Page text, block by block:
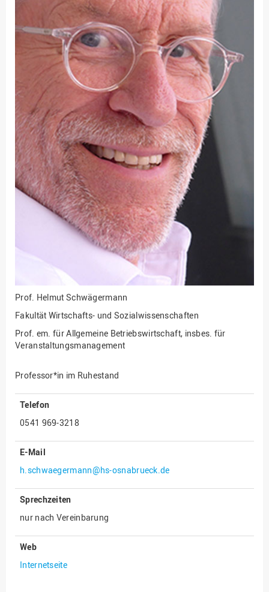
Fakultät
Ingenieurwissenschaften
und Informatik
Fakultät Management,
Kultur und Technik
Fakultät Wirtschafts- und
Sozialwissenschaften
Finanzen
Forschung, Kooperation,
Drittmittel
Gebäude und Technik
Gesellschaftliches
Engagement
Gleichstellungsbüro
Hochschulleitung
Innenrevision
Institut für Musik
IT Service Center
Nachhaltigkeit
Personal
Personalentwicklung
Personalrat
Präsidialbüro
Professional School
Projekte des Präsidiums
Projektmanagement Office
Prof. Helmut Schwägermann
Fakultät Wirtschafts- und Sozialwissenschaften
Prof. em. für Allgemeine Betriebswirtschaft, insbes. für
Veranstaltungsmanagement
Professor*in im Ruhestand
Telefon
0541 969-3218
E-Mail
h.schwaegermann@hs-osnabrueck.de
Sprechzeiten
nur nach Vereinbarung
Web
Internetseite